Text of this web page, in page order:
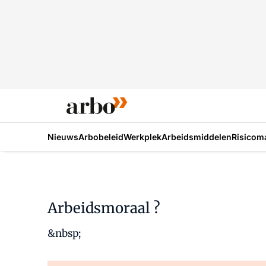
NieuwsArbobeleidWerkplekArbeidsmiddelen
Arbeidsmoraal ?
&nbsp;